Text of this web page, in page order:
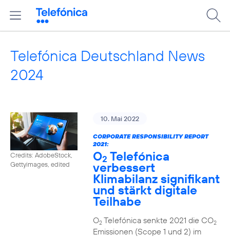
Telefónica Deutschland News
2024
Credits: AdobeStock,
Gettyimages, edited
10. Mai 2022
CORPORATE RESPONSIBILITY REPORT
2021:
O2 Telefónica
verbessert
Klimabilanz signifikant
und stärkt digitale
Teilhabe
O2Telefónica senkte 2021 die CO2
Emissionen (Scope 1 und 2) im